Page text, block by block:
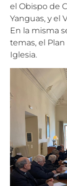
el Obispo de
Yanguas, y el
En la misma
temas, el
Iglesia.